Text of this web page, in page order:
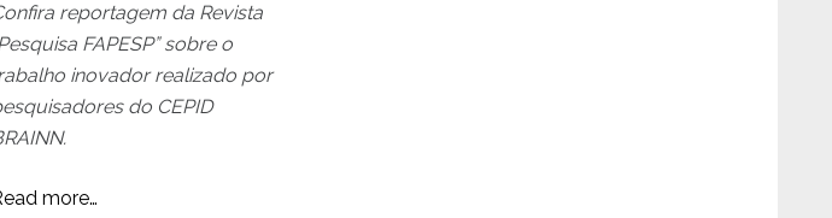
reportagem da Revista
FAPESP” sobre o
inovador realizado por
do CEPID
more…